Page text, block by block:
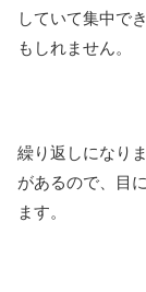
していて集中で
もしれません。
繰り返しになり
があるので、目
ます。